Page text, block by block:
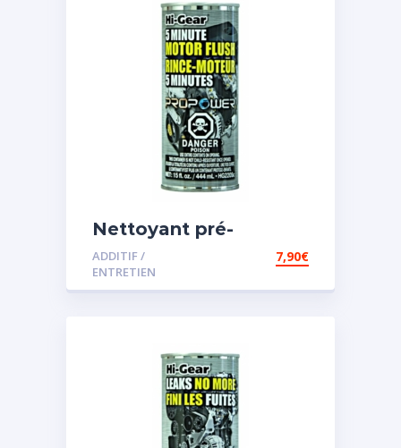
Nettoyant pré-
vidange
ADDITIF /
ENTRETIEN
7,90€